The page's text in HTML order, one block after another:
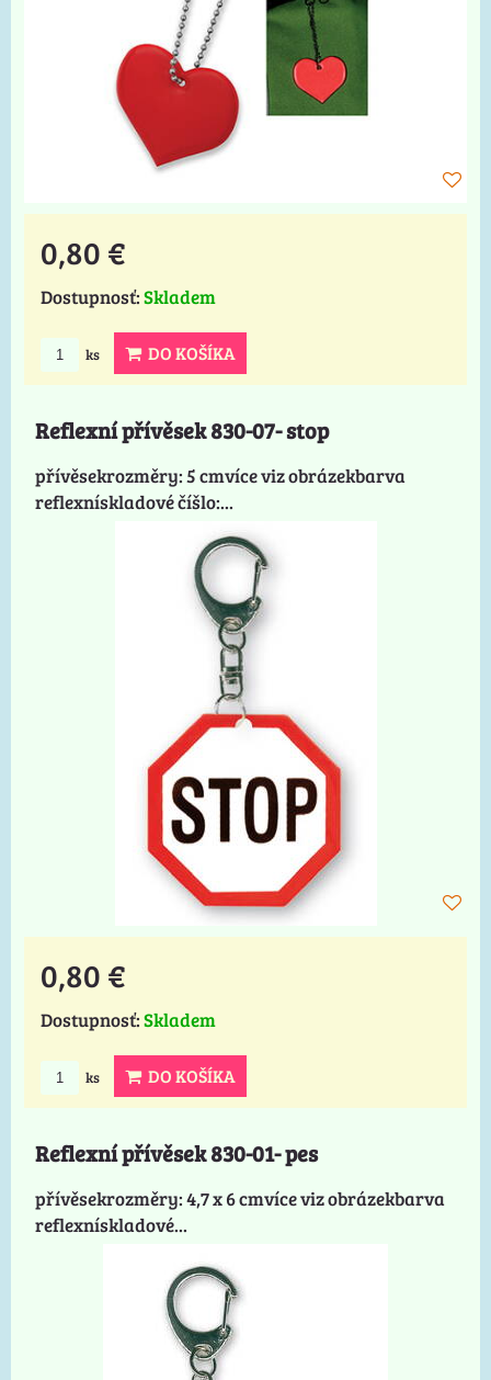
0,80 €
Dostupnosť:Skladem
ks DO KOŠÍKA
Reflexní přívěsek 830-07- stop
přívěsekrozměry: 5 cmvíce viz obrázekbarva
reflexnískladové číšlo:...
0,80 €
Dostupnosť:Skladem
ks DO KOŠÍKA
Reflexní přívěsek 830-01- pes
přívěsekrozměry: 4,7 x 6 cmvíce viz obrázekbarva
reflexnískladové...